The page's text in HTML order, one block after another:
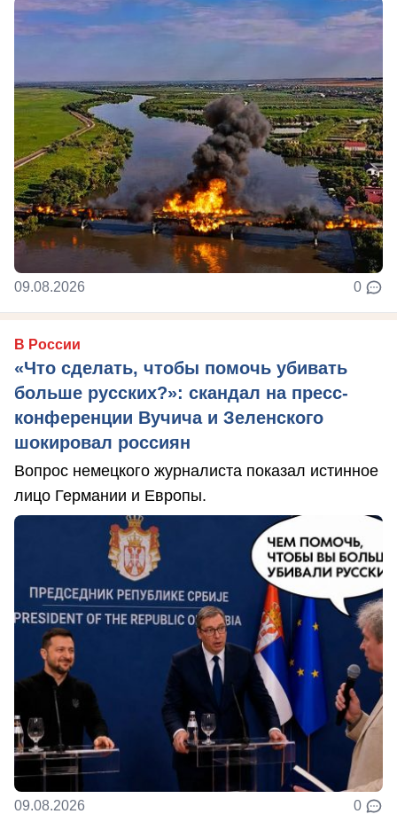
09.08.2026 0
В России
«Что сделать, чтобы помочь убивать
больше русских?»: скандал на пресс-
конференции Вучича и Зеленского
шокировал россиян
Вопрос немецкого журналиста показал истинное
лицо Германии и Европы.
09.08.2026 0